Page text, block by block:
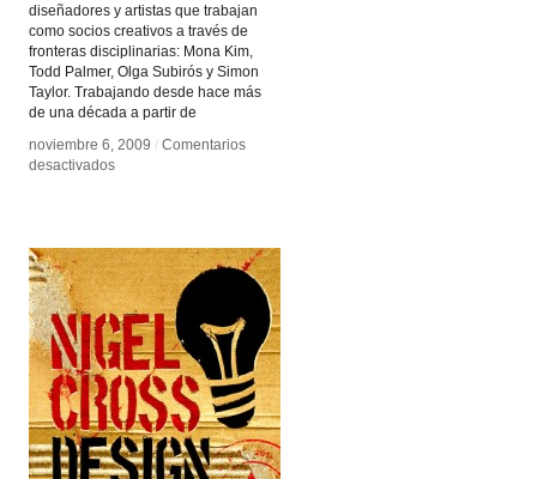
diseñadores y artistas que trabajan
como socios creativos a través de
fronteras disciplinarias: Mona Kim,
Todd Palmer, Olga Subirós y Simon
Taylor. Trabajando desde hace más
de una década a partir de
noviembre 6, 2009 / Comentarios
desactivadosen
noviembre 6, 2009 / Comentarios
desactivadosen